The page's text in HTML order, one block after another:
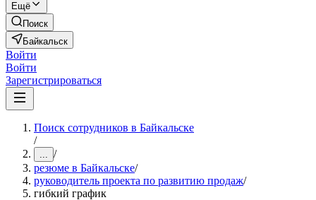
Ещё
Поиск
Байкальск
Войти
Войти
Зарегистрироваться
Поиск сотрудников в Байкальске
/
... /
резюме в Байкальске/
руководитель проекта по развитию продаж/
гибкий график